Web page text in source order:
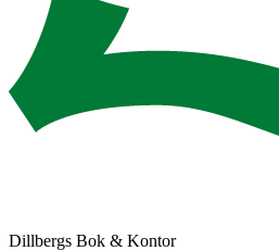
Dillbergs Bok & Kontor